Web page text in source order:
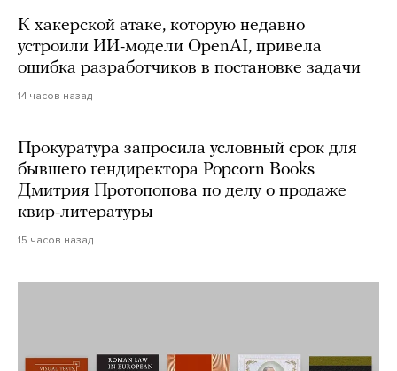
К хакерской атаке, которую недавно
устроили ИИ-модели OpenAI, привела
ошибка разработчиков в постановке задачи
14 часов назад
Прокуратура запросила условный срок для
бывшего гендиректора Popcorn Books
Дмитрия Протопопова по делу о продаже
квир-литературы
15 часов назад